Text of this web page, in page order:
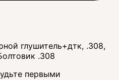
глушитель+дтк, .308,
.308
первыми